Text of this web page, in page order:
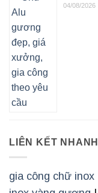
04/08/2026
LIÊN KẾT NHANH
gia công chữ inox